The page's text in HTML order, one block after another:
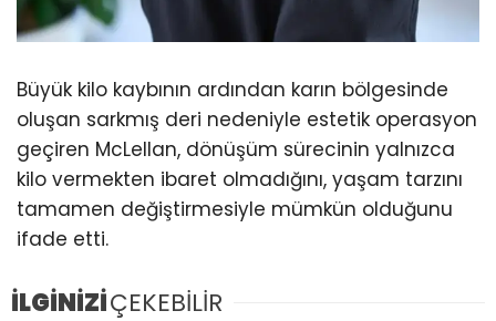
Büyük kilo kaybının ardından karın bölgesinde
oluşan sarkmış deri nedeniyle estetik operasyon
geçiren McLellan, dönüşüm sürecinin yalnızca
kilo vermekten ibaret olmadığını, yaşam tarzını
tamamen değiştirmesiyle mümkün olduğunu
ifade etti.
İLGİNİZİÇEKEBİLİR